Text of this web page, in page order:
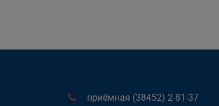
приёмная (38452) 2-81-37